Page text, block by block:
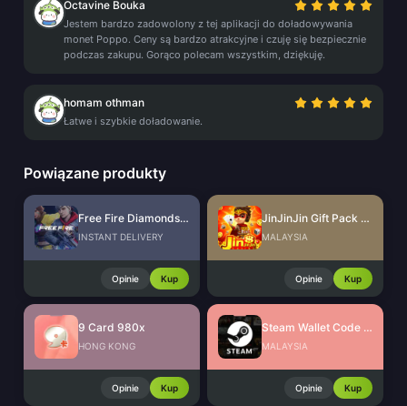
Octavine Bouka
Jestem bardzo zadowolony z tej aplikacji do doładowywania
monet Poppo. Ceny są bardzo atrakcyjne i czuję się bezpiecznie
podczas zakupu. Gorąco polecam wszystkim, dziękuję.
homam othman
Łatwe i szybkie doładowanie.
Powiązane produkty
Free Fire Diamonds EU + TR
INSTANT DELIVERY
Opinie Kup
JinJinJin Gift Pack Redeem Code
MALAYSIA
Opinie Kup
9 Card 980x
HONG KONG
Opinie Kup
Steam Wallet Code (MYR)
MALAYSIA
Opinie Kup